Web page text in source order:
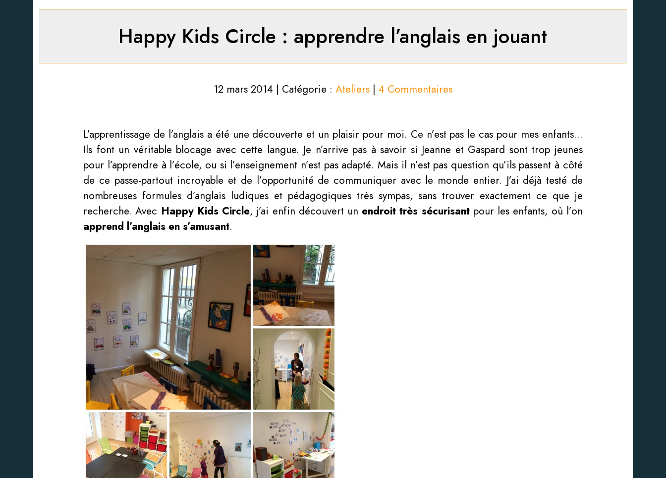
Happy Kids Circle : apprendre l’anglais en jouant
12 mars 2014 | Catégorie : Ateliers| 4 Commentaires
L’apprentissage de l’anglais a été une découverte et un plaisir pour moi. Ce n’est pas le cas pour mes enfants…
Ils font un véritable blocage avec cette langue. Je n’arrive pas à savoir si Jeanne et Gaspard sont trop jeunes
pour l’apprendre à l’école, ou si l’enseignement n’est pas adapté. Mais il n’est pas question qu’ils passent à côté
de ce passe-partout incroyable et de l’opportunité de communiquer avec le monde entier. J’ai déjà testé de
nombreuses formules d’anglais ludiques et pédagogiques très sympas, sans trouver exactement ce que je
recherche. Avec Happy Kids Circle, j’ai enfin découvert un endroit très sécurisantpour les enfants, où l’on
apprend l’anglais en s’amusant.